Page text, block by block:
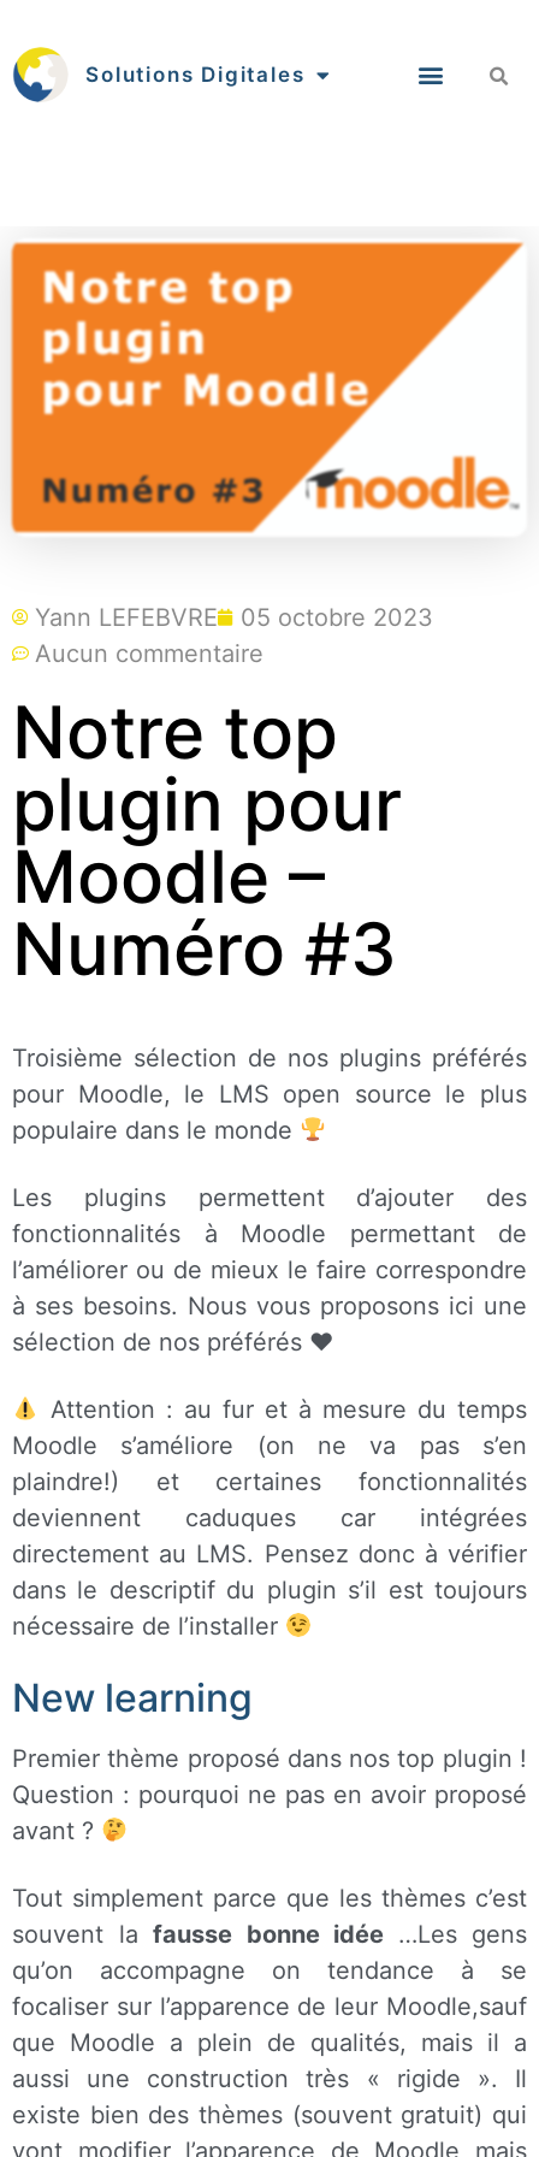
Solutions Digitales
Yann LEFEBVRE
05 octobre 2023
Aucun commentaire
Notre top
plugin pour
Moodle –
Numéro #3
Troisième sélection de nos plugins préférés
pour Moodle, le LMS open source le plus
populaire dans le monde
Les plugins permettent d’ajouter des
fonctionnalités à Moodle permettant de
l’améliorer ou de mieux le faire correspondre
à ses besoins. Nous vous proposons ici une
sélection de nos préférés ♥️
Attention : au fur et à mesure du temps
Moodle s’améliore (on ne va pas s’en
plaindre!) et certaines fonctionnalités
deviennent caduques car intégrées
directement au LMS. Pensez donc à vérifier
dans le descriptif du plugin s’il est toujours
nécessaire de l’installer
New learning
Premier thème proposé dans nos top plugin !
Question : pourquoi ne pas en avoir proposé
avant ?
Tout simplement parce que les thèmes c’est
souvent la fausse bonne idée …Les gens
qu’on accompagne on tendance à se
focaliser sur l’apparence de leur Moodle,sauf
que Moodle a plein de qualités, mais il a
aussi une construction très « rigide ». Il
existe bien des thèmes (souvent gratuit) qui
vont modifier l’apparence de Moodle mais